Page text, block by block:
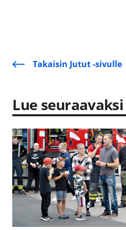
Takaisin Jutut -sivulle
Lue seuraavaksi